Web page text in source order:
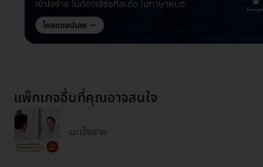
แพ็กเกจอื่นที่คุณอาจสนใจ
มะเร็งชาย